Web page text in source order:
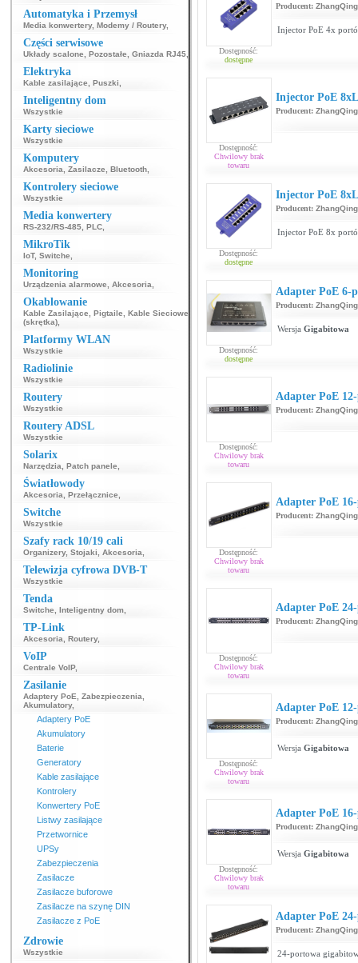
Automatyka i Przemysł
Media konwertery, Modemy / Routery,
Części serwisowe
Układy scalone Pozostałe Gniazda RJ45
Elektryka
Kable zasilające Puszki
Inteligentny dom
Wszystkie
Karty sieciowe
Wszystkie
Komputery
Akcesoria Zasilacze Bluetooth
Kontrolery sieciowe
Wszystkie
Media konwertery
RS-232/RS-485 PLC
MikroTik
IoT, Switche
Monitoring
Urządzenia alarmowe Akcesoria
Okablowanie
Kable Zasilające Pigtaile
Kable Sieciowe
(skrętka)
Platformy WLAN
Wszystkie
Radiolinie
Wszystkie
Routery
Wszystkie
Routery ADSL
Wszystkie
Solarix
Narzędzia Patch panele
Światłowody
Akcesoria Przełącznice
Switche
Wszystkie
Szafy rack 10/19 cali
Organizery, Stojaki Akcesoria
Telewizja cyfrowa DVB-T
Wszystkie
Tenda
Switche Inteligentny dom
TP-Link
Akcesoria Routery,
VoIP
Centrale VoIP,
Zasilanie
Adaptery PoE Zabezpieczenia
Akumulatory,
Adaptery PoE
Akumulatory
Baterie
Generatory
Kable zasilające
Kontrolery
Konwertery PoE
Listwy zasilające
Przetwornice
UPSy
Zabezpieczenia
Zasilacze
Zasilacze buforowe
Zasilacze na szynę DIN
Zasilacze z PoE
Zdrowie
Wszystkie
Dostępność:
dostępne
Producent: ZhangQing
Injector PoE 4x
Dostępność:
Chwilowy brak
towaru
Injector PoE
Producent: ZhangQing
Dostępność:
dostępne
Injector PoE
Producent: ZhangQing
Injector PoE 8x
Dostępność:
dostępne
Adapter PoE 6-
Producent: ZhangQing
Wersja Gigabitowa
Dostępność:
Chwilowy brak
towaru
Adapter PoE
Producent: ZhangQing
Dostępność:
Chwilowy brak
towaru
Adapter PoE
Producent: ZhangQing
Dostępność:
Chwilowy brak
towaru
Adapter PoE
Producent: ZhangQing
Dostępność:
Chwilowy brak
towaru
Adapter PoE
Producent: ZhangQing
Wersja Gigabitowa
Dostępność:
Chwilowy brak
towaru
Adapter PoE
Producent: ZhangQing
Wersja Gigabitowa
Adapter PoE
Producent: ZhangQing
24-portowa